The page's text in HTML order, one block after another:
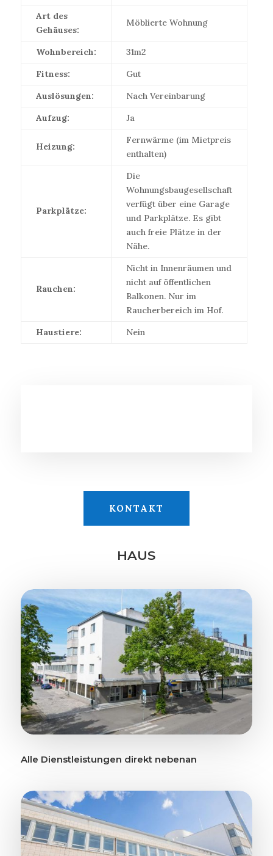
Art des
Gehäuses:
Möblierte Wohnung
Wohnbereich:
31m2
Fitness:
Gut
Auslösungen:
Nach Vereinbarung
Aufzug:
Ja
Heizung:
Fernwärme (im Mietpreis
enthalten)
Parkplätze:
Die
Wohnungsbaugesellschaft
verfügt über eine Garage
und Parkplätze. Es gibt
auch freie Plätze in der
Nähe.
Rauchen:
Nicht in Innenräumen und
nicht auf öffentlichen
Balkonen. Nur im
Raucherbereich im Hof.
Haustiere:
Nein
KONTAKT
HAUS
Alle Dienstleistungen direkt nebenan